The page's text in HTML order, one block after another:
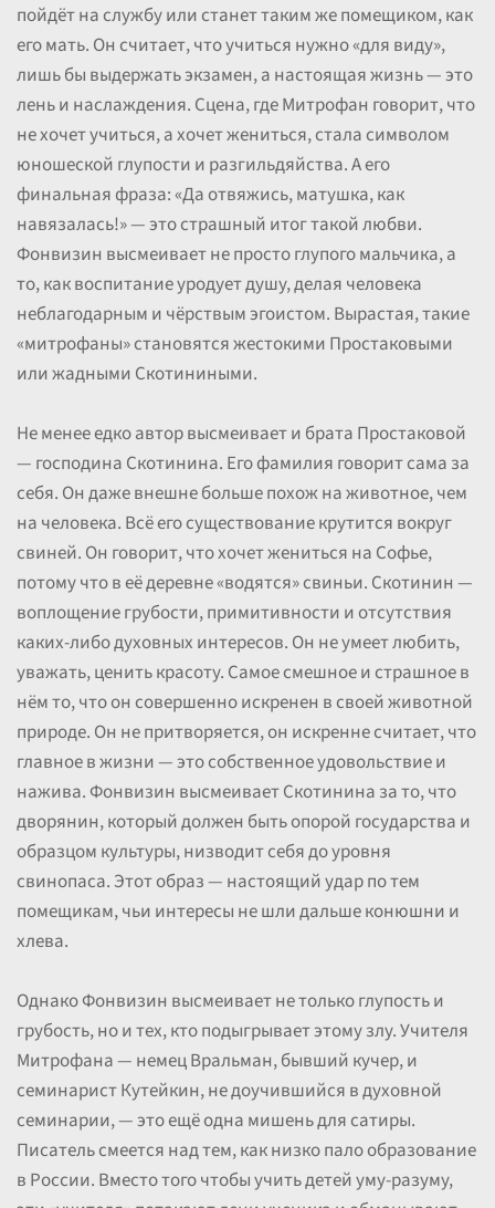
пойдёт на службу или станет таким же помещиком, как
его мать. Он считает, что учиться нужно «для виду»,
лишь бы выдержать экзамен, а настоящая жизнь — это
лень и наслаждения. Сцена, где Митрофан говорит, что
не хочет учиться, а хочет жениться, стала символом
юношеской глупости и разгильдяйства. А его
финальная фраза: «Да отвяжись, матушка, как
навязалась!» — это страшный итог такой любви.
Фонвизин высмеивает не просто глупого мальчика, а
то, как воспитание уродует душу, делая человека
неблагодарным и чёрствым эгоистом. Вырастая, такие
«митрофаны» становятся жестокими Простаковыми
или жадными Скотиниными.
Не менее едко автор высмеивает и брата Простаковой
— господина Скотинина. Его фамилия говорит сама за
себя. Он даже внешне больше похож на животное, чем
на человека. Всё его существование крутится вокруг
свиней. Он говорит, что хочет жениться на Софье,
потому что в её деревне «водятся» свиньи. Скотинин —
воплощение грубости, примитивности и отсутствия
каких-либо духовных интересов. Он не умеет любить,
уважать, ценить красоту. Самое смешное и страшное в
нём то, что он совершенно искренен в своей животной
природе. Он не притворяется, он искренне считает, что
главное в жизни — это собственное удовольствие и
нажива. Фонвизин высмеивает Скотинина за то, что
дворянин, который должен быть опорой государства и
образцом культуры, низводит себя до уровня
свинопаса. Этот образ — настоящий удар по тем
помещикам, чьи интересы не шли дальше конюшни и
хлева.
Однако Фонвизин высмеивает не только глупость и
грубость, но и тех, кто подыгрывает этому злу. Учителя
Митрофана — немец Вральман, бывший кучер, и
семинарист Кутейкин, не доучившийся в духовной
семинарии, — это ещё одна мишень для сатиры.
Писатель смеется над тем, как низко пало образование
в России. Вместо того чтобы учить детей уму-разуму,